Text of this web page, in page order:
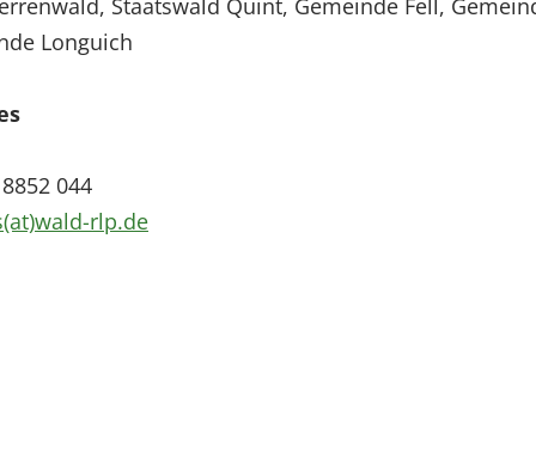
Staatswald Quint, Gemeinde Fell,
Longuich
044
rlp.de